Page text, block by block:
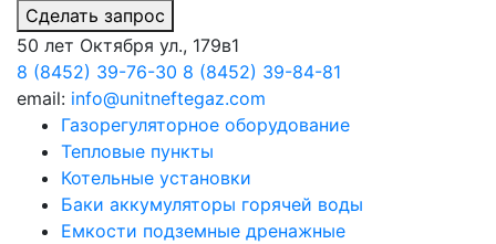
Сделать запрос
50 лет Октября ул., 179в1
8 (8452) 39-76-30 8 (8452) 39-84-81
email: info@unitneftegaz.com
Газорегуляторное оборудование
Тепловые пункты
Котельные установки
Баки аккумуляторы горячей воды
Емкости подземные дренажные